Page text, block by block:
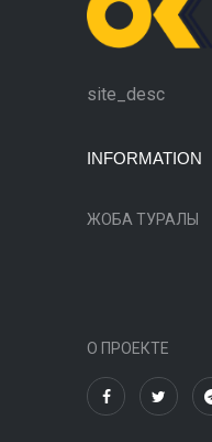
site_desc
INFORMATION
ЖОБА ТУРАЛЫ
О ПРОЕКТЕ